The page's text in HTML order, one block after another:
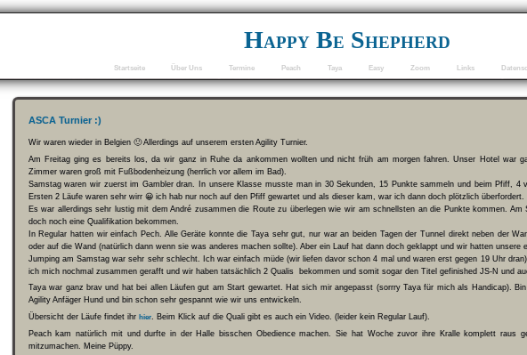
Happy Be Shepherd
Startseite Über Uns Termine Peach Taya Easy Zoom Links
ASCA Turnier :)
Wir waren wieder in Belgien 🙂 Allerdings auf unserem ersten Agility Turnier.
Am Freitag ging es bereits los, da wir ganz in Ruhe da ankommen wollten und nicht früh am morgen fahren. Unser Hotel war
Zimmer waren groß mit Fußbodenheizung (herrlich vor allem im Bad).
Samstag waren wir zuerst im Gambler dran. In unsere Klasse musste man in 30 Sekunden, 15 Punkte sammeln und beim Pfiff, 4
Ersten 2 Läufe waren sehr wirr 😀 ich hab nur noch auf den Pfiff gewartet und als dieser kam, war ich dann doch plötzlich
Es war allerdings sehr lustig mit dem André zusammen die Route zu überlegen wie wir am schnellsten an die Punkte kommen.
doch noch eine Qualifikation bekommen.
In Regular hatten wir einfach Pech. Alle Geräte konnte die Taya sehr gut, nur war an beiden Tagen der Tunnel direkt neben der
oder auf die Wand (natürlich dann wenn sie was anderes machen sollte). Aber ein Lauf hat dann doch geklappt und wir hatten unsere
Jumping am Samstag war sehr sehr schlecht. Ich war einfach müde (wir liefen davor schon 4 mal und waren erst gegen 19 Uhr
ich mich nochmal zusammen gerafft und wir haben tatsächlich 2 Qualis
bekommen und somit sogar den Titel gefinished JS-N und
Taya war ganz brav und hat bei allen Läufen gut am Start gewartet. Hat sich mir angepasst (sorrry Taya für mich als Handicap).
Agility Anfäger Hund und bin schon sehr gespannt wie wir uns entwickeln.
Übersicht der Läufe findet ihr hier. Beim Klick auf die Quali gibt es auch ein Video. (leider kein Regular Lauf).
Peach kam natürlich mit und durfte in der Halle bisschen Obedience machen. Sie hat Woche zuvor ihre Kralle komplett raus
mitzumachen. Meine Püppy.